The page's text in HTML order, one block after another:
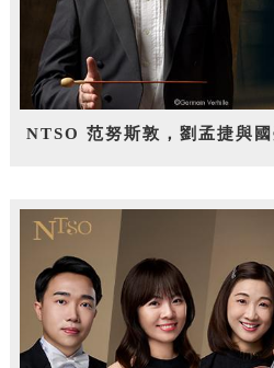
NTSO 范努斯敦，劉孟捷與國